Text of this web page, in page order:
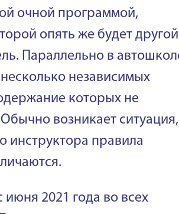
очной программой,
опять же будет другой
Параллельно в
независимых
которых не
Обычно возникает ситуация,
инструктора правила
июня 2021 года во всех